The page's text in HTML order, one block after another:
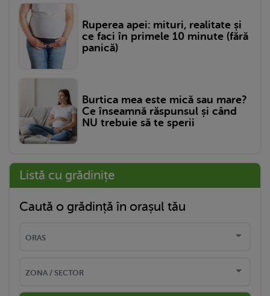
Ruperea apei: mituri, realitate și
ce faci în primele 10 minute (fără
panică)
Burtica mea este mică sau mare?
Ce înseamnă răspunsul și când
NU trebuie să te sperii
Listă cu grădinițe
Caută o grădință în orașul tău